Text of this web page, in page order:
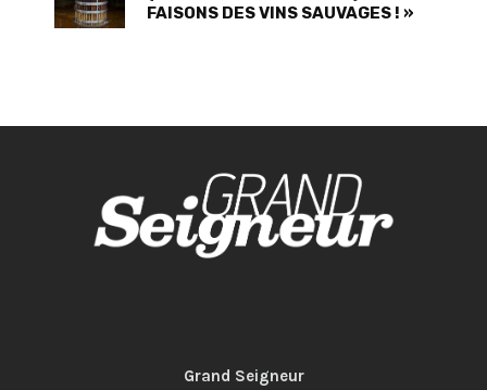
FAISONS DES VINS SAUVAGES ! »
Grand Seigneur